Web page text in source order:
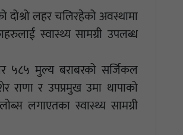
लहर चलिरहेको अवस्थामा
स्वास्थ्य सामग्री उपलब्ध
५८५ मुल्य बराबरको सर्जिकल
राणा र उपप्रमुख उमा थापाको
लगाएतका स्वास्थ्य सामग्री